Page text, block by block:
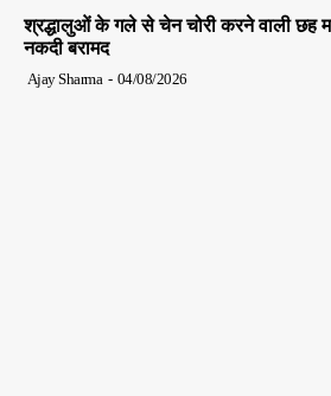
श्रद्धालुओं के गले से चेन चोरी करने वाली छह
नकदी बरामद
Ajay Sharma - 04/08/2026